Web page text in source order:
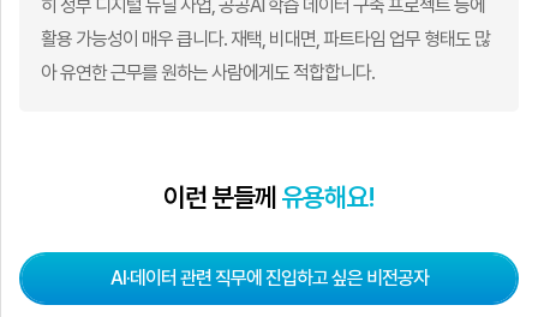
히 정부 디지털 뉴딜 사업, 공공AI 학습 데이터 구축 프로젝트 등에
활용 가능성이 매우 큽니다. 재택, 비대면, 파트타임 업무 형태도 많
아 유연한 근무를 원하는 사람에게도 적합합니다.
이런 분들께유용해요!
AI·데이터 관련 직무에 진입하고 싶은 비전공자